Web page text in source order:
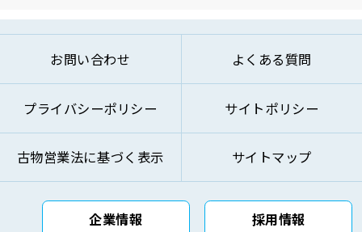
お問い合わせ よくある質問
プライバシーポリシー サイトポリシー
古物営業法に基づく表示 サイトマップ
企業情報 採用情報